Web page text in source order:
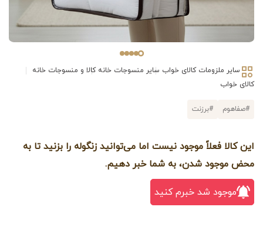
سایر ملزومات کالای خواب سایر منسوجات خانه کالا و منسوجات خانه
کالای خواب
#صفاهوم #برزنت
این کالا فعلاً موجود نیست اما می‌توانید زنگوله را بزنید تا به
محض موجود شدن، به شما خبر دهیم.
موجود شد خبرم کنید